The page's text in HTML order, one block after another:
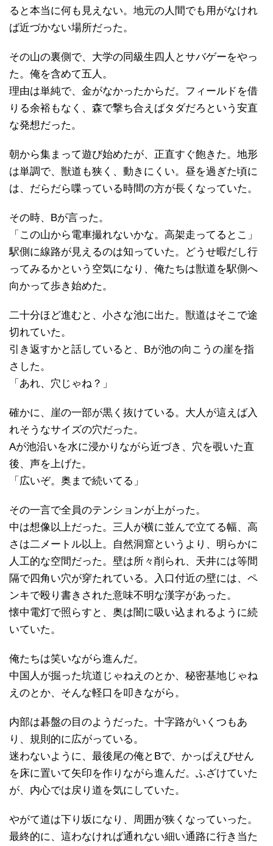
ると本当に何も見えない。地元の人間でも用がなけれ
ば近づかない場所だった。
その山の裏側で、大学の同級生四人とサバゲーをやっ
た。俺を含めて五人。
理由は単純で、金がなかったからだ。フィールドを借
りる余裕もなく、森で撃ち合えばタダだろという安直
な発想だった。
朝から集まって遊び始めたが、正直すぐ飽きた。地形
は単調で、獣道も狭く、動きにくい。昼を過ぎた頃に
は、だらだら喋っている時間の方が長くなっていた。
その時、Bが言った。
「この山から電車撮れないかな。高架走ってるとこ」
駅側に線路が見えるのは知っていた。どうせ暇だし行
ってみるかという空気になり、俺たちは獣道を駅側へ
向かって歩き始めた。
二十分ほど進むと、小さな池に出た。獣道はそこで途
切れていた。
引き返すかと話していると、Bが池の向こうの崖を指
さした。
「あれ、穴じゃね？」
確かに、崖の一部が黒く抜けている。大人が這えば入
れそうなサイズの穴だった。
Aが池沿いを水に浸かりながら近づき、穴を覗いた直
後、声を上げた。
「広いぞ。奥まで続いてる」
その一言で全員のテンションが上がった。
中は想像以上だった。三人が横に並んで立てる幅、高
さは二メートル以上。自然洞窟というより、明らかに
人工的な空間だった。壁は所々削られ、天井には等間
隔で四角い穴が穿たれている。入口付近の壁には、ペ
ンキで殴り書きされた意味不明な漢字があった。
懐中電灯で照らすと、奥は闇に吸い込まれるように続
いていた。
俺たちは笑いながら進んだ。
中国人が掘った坑道じゃねえのとか、秘密基地じゃね
えのとか、そんな軽口を叩きながら。
内部は碁盤の目のようだった。十字路がいくつもあ
り、規則的に広がっている。
迷わないように、最後尾の俺とBで、かっぱえびせん
を床に置いて矢印を作りながら進んだ。ふざけていた
が、内心では戻り道を気にしていた。
やがて道は下り坂になり、周囲が狭くなっていった。
最終的に、這わなければ通れない細い通路に行き当た